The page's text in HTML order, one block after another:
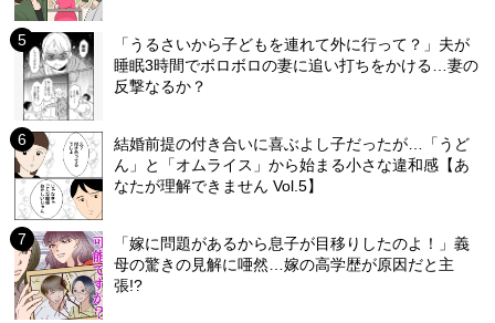
「うるさいから子どもを連れて外に行って？」夫が
睡眠3時間でボロボロの妻に追い打ちをかける…妻の
反撃なるか？
結婚前提の付き合いに喜ぶよし子だったが…「うど
ん」と「オムライス」から始まる小さな違和感【あ
なたが理解できません Vol.5】
「嫁に問題があるから息子が目移りしたのよ！」義
母の驚きの見解に唖然…嫁の高学歴が原因だと主
張!?